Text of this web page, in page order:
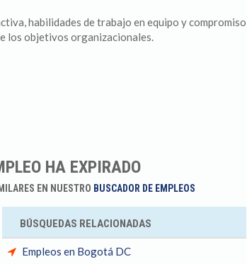
habilidades de trabajo en equipo y compromiso
los objetivos organizacionales.
HA EXPIRADO
EN NUESTRO BUSCADOR DE EMPLEOS
BÚSQUEDAS RELACIONADAS
Empleos en Bogotá DC